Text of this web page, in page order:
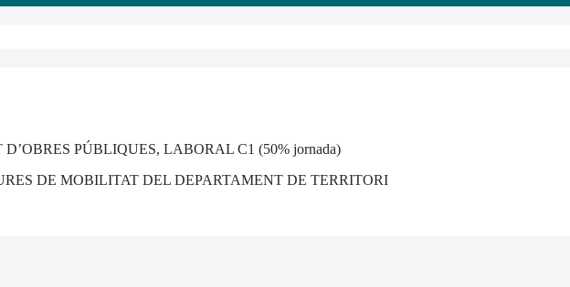
PÚBLIQUES, LABORAL C1 (50% jornada)
DE MOBILITAT DEL DEPARTAMENT DE TERRITORI